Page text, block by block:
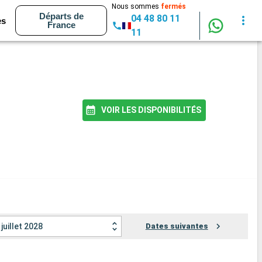
Départs de
France
Nous sommes fermés
04 48 80 11
11
VOIR LES DISPONIBILITÉS
juillet 2028 Dates suivantes